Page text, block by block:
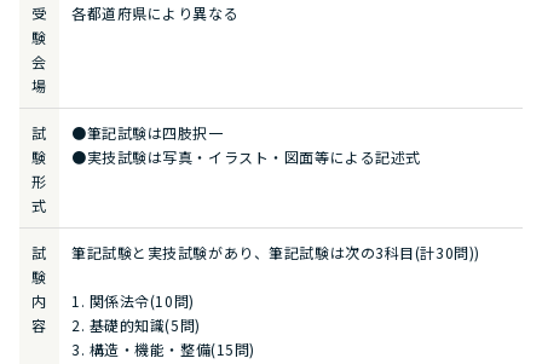
受
験
会
場
各都道府県により異なる
試
験
形
式
●筆記試験は四肢択一
●実技試験は写真・イラスト・図面等による記述式
試
験
内
容
筆記試験と実技試験があり、筆記試験は次の3科目(計30問))
1. 関係法令(10問)
2. 基礎的知識(5問)
3. 構造・機能・整備(15問)